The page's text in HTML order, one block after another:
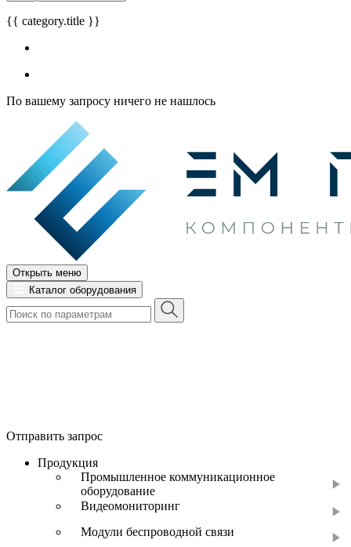
{{ category.title }}
По вашему запросу ничего не нашлось
Открыть меню
Каталог оборудования
Отправить запрос
Продукция
Промышленное коммуникационное
оборудование
Видеомониторинг
Модули беспроводной связи